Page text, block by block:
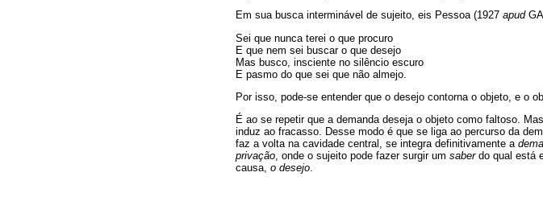
Em sua busca interminável de sujeito, eis Pessoa (1927 apud
Sei que nunca terei o que procuro
E que nem sei buscar o que desejo
Mas busco, insciente no silêncio escuro
E pasmo do que sei que não almejo.
Por isso, pode-se entender que o desejo contorna o objeto, e o
É ao se repetir que a demanda deseja o objeto como faltoso.
induz ao fracasso. Desse modo é que se liga ao percurso da
faz a volta na cavidade central, se integra definitivamente a
privação , onde o sujeito pode fazer surgir um saberdo qual está
causa, o desejo